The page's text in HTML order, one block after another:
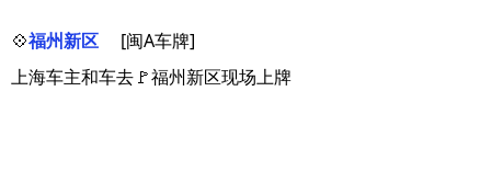
💠福州新区
[闽A车牌]
上海车主和车去🚩福州新区现场上牌